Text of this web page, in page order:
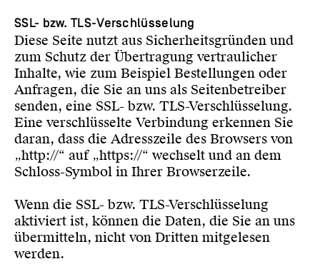
SSL- bzw. TLS-Verschlüsselung
Diese Seite nutzt aus Sicherheitsgründen und
zum Schutz der Übertragung vertraulicher
Inhalte, wie zum Beispiel Bestellungen oder
Anfragen, die Sie an uns als Seitenbetreiber
senden, eine SSL- bzw. TLS-Verschlüsselung.
Eine verschlüsselte Verbindung erkennen Sie
daran, dass die Adresszeile des Browsers von
„http://“ auf „https://“ wechselt und an dem
Schloss-Symbol in Ihrer Browserzeile.
Wenn die SSL- bzw. TLS-Verschlüsselung
aktiviert ist, können die Daten, die Sie an uns
übermitteln, nicht von Dritten mitgelesen
werden.